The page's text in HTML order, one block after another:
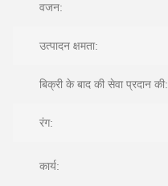
वजन:
उत्पादन क्षमता:
बिक्री के बाद की सेवा प्रदान की:
रंग:
कार्य: